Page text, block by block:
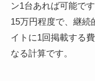
ン1台あれば可能で
15万円程度で、継続
イトに1回掲載する
なる計算です。